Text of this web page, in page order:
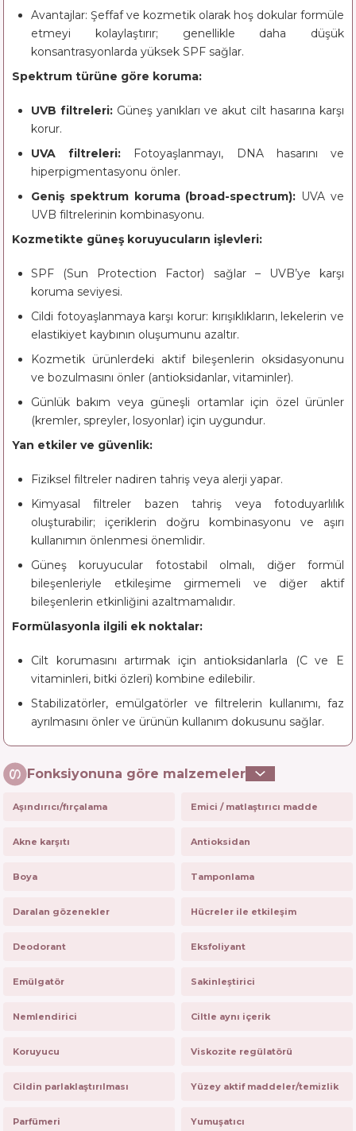
Avantajlar: Şeffaf ve kozmetik olarak hoş dokular formüle
etmeyi kolaylaştırır; genellikle daha düşük
konsantrasyonlarda yüksek SPF sağlar.
Spektrum türüne göre koruma:
UVB filtreleri: Güneş yanıkları ve akut cilt hasarına karşı
korur.
UVA filtreleri: Fotoyaşlanmayı, DNA hasarını ve
hiperpigmentasyonu önler.
Geniş spektrum koruma (broad-spectrum): UVA ve
UVB filtrelerinin kombinasyonu.
Kozmetikte güneş koruyucuların işlevleri:
SPF (Sun Protection Factor) sağlar – UVB’ye karşı
koruma seviyesi.
Cildi fotoyaşlanmaya karşı korur: kırışıklıkların, lekelerin ve
elastikiyet kaybının oluşumunu azaltır.
Kozmetik ürünlerdeki aktif bileşenlerin oksidasyonunu
ve bozulmasını önler (antioksidanlar, vitaminler).
Günlük bakım veya güneşli ortamlar için özel ürünler
(kremler, spreyler, losyonlar) için uygundur.
Yan etkiler ve güvenlik:
Fiziksel filtreler nadiren tahriş veya alerji yapar.
Kimyasal filtreler bazen tahriş veya fotoduyarlılık
oluşturabilir; içeriklerin doğru kombinasyonu ve aşırı
kullanımın önlenmesi önemlidir.
Güneş koruyucular fotostabil olmalı, diğer formül
bileşenleriyle etkileşime girmemeli ve diğer aktif
bileşenlerin etkinliğini azaltmamalıdır.
Formülasyonla ilgili ek noktalar:
Cilt korumasını artırmak için antioksidanlarla (C ve E
vitaminleri, bitki özleri) kombine edilebilir.
Stabilizatörler, emülgatörler ve filtrelerin kullanımı, faz
ayrılmasını önler ve ürünün kullanım dokusunu sağlar.
Fonksiyonuna göre malzemeler
Aşındırıcı/fırçalama Emici / matlaştırıcı madde
Akne karşıtı Antioksidan
Boya Tamponlama
Daralan gözenekler Hücreler ile etkileşim
Deodorant Eksfoliyant
Emülgatör Sakinleştirici
Nemlendirici Ciltle aynı içerik
Koruyucu Viskozite regülatörü
Cildin parlaklaştırılması Yüzey aktif maddeler/temizlik
Parfümeri Yumuşatıcı